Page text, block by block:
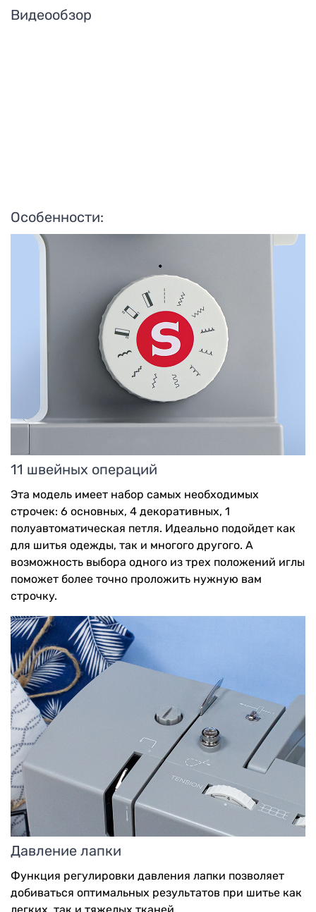
Видеообзор
Особенности:
11 швейных операций
Эта модель имеет набор самых необходимых
строчек: 6 основных, 4 декоративных, 1
полуавтоматическая петля. Идеально подойдет как
для шитья одежды, так и многого другого. А
возможность выбора одного из трех положений иглы
поможет более точно проложить нужную вам
строчку.
Давление лапки
Функция регулировки давления лапки позволяет
добиваться оптимальных результатов при шитье как